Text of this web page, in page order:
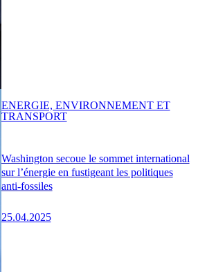
Washington secoue le sommet international
sur l’énergie en fustigeant les politiques
anti-fossiles
25.04.2025
ENERGIE, ENVIRONNEMENT ET
TRANSPORT